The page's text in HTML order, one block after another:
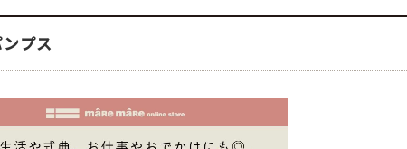
プス
サンダル
フラットシューズ
防水レインアイテム
アウトレット